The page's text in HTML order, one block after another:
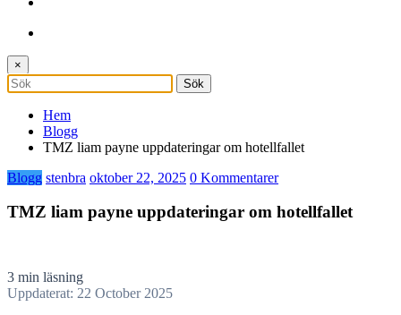
×
Hem
Blogg
TMZ liam payne uppdateringar om hotellfallet
Blogg stenbra oktober 22, 2025 0 Kommentarer
TMZ liam payne uppdateringar om hotellfallet
3 min läsning
Uppdaterat: 22 October 2025